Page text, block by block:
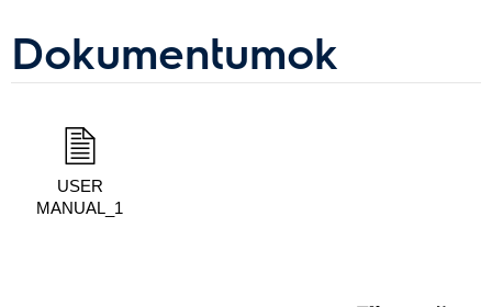
Dokumentumok
USER
MANUAL_1